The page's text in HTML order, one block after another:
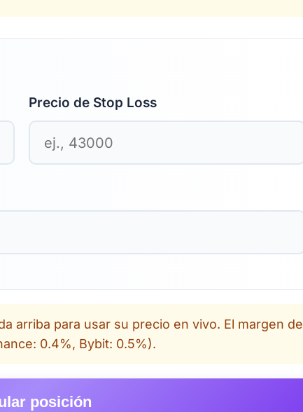
Precio de Stop Loss
arriba para usar su precio en vivo. El margen de
0.4%, Bybit: 0.5%).
posición